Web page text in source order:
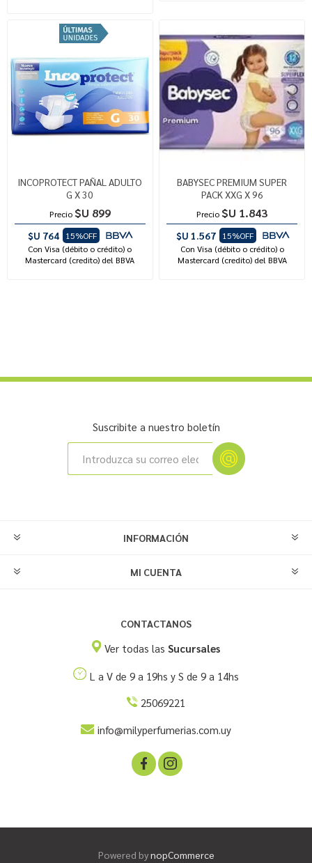
INCOPROTECT PAÑAL ADULTO
G X 30
Precio $U 899
$U 764
15%OFF
Con Visa (débito o crédito) o
Mastercard (credito) del BBVA
BABYSEC PREMIUM SUPER
PACK XXG X 96
Precio $U 1.843
$U 1.567
15%OFF
Con Visa (débito o crédito) o
Mastercard (credito) del BBVA
Suscribite a nuestro boletín
INFORMACIÓN
MI CUENTA
CONTACTANOS
Ver todas las Sucursales
L a V de 9 a 19hs y S de 9 a 14hs
25069221
info@milyperfumerias.com.uy
Powered bynopCommerce